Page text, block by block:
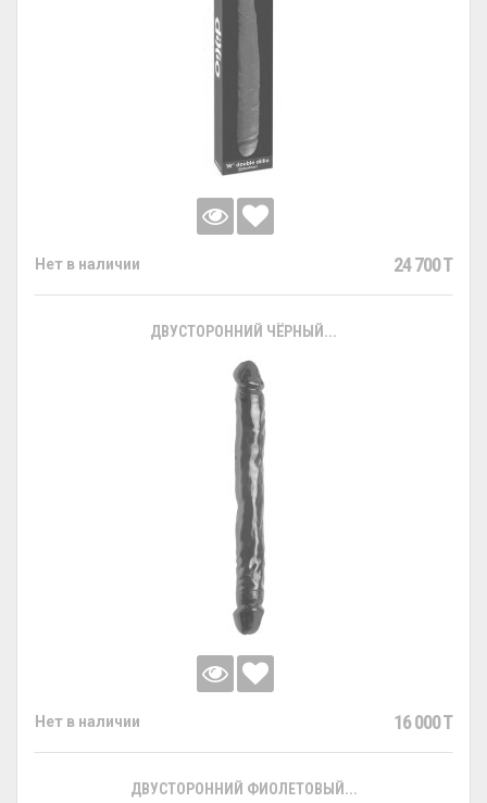
Нет в наличии 24 700 T
ДВУСТОРОННИЙ ЧЁРНЫЙ...
Нет в наличии 16 000 T
ДВУСТОРОННИЙ ФИОЛЕТОВЫЙ...